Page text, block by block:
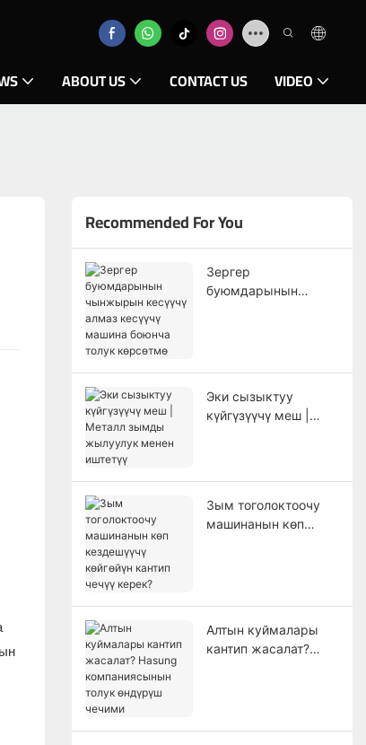
ABOUT US CONTACT US VIDEO
Recommended For You
Зергер
буюмдарынын
Эки сызыктуу
күйгүзүүчү меш |
Зым тоголоктоочу
машинанын көп
Алтын куймалары
кантип жасалат?